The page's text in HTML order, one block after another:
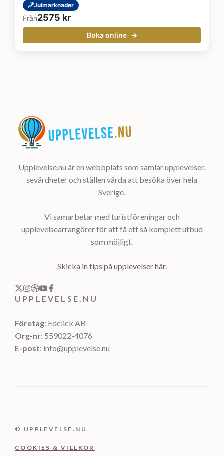
Julmarknader
Från2575 kr
Boka online
Upplevelse.nu är en webbplats som samlar upplevelser,
sevärdheter och ställen värda att besöka över hela
Sverige.
Vi samarbetar med turistföreningar och
upplevelsearrangörer för att få ett så komplett utbud
som möjligt.
Skicka in tips på upplevelser här.
UPPLEVELSE.NU
Företag: Edclick AB
Org-nr: 559022-4076
E-post: info@upplevelse.nu
© UPPLEVELSE.NU
COOKIES & VILLKOR